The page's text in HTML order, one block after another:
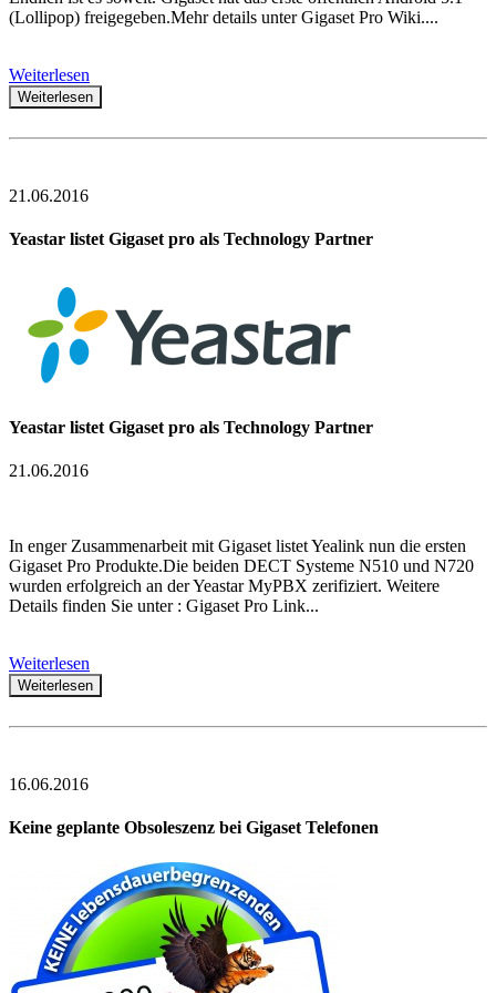
(Lollipop) freigegeben.Mehr details unter Gigaset Pro Wiki....
Weiterlesen
Weiterlesen
21.06.2016
Yeastar listet Gigaset pro als Technology Partner
Yeastar listet Gigaset pro als Technology Partner
21.06.2016
In enger Zusammenarbeit mit Gigaset listet Yealink nun die ersten
Gigaset Pro Produkte.Die beiden DECT Systeme N510 und N720
wurden erfolgreich an der Yeastar MyPBX zerifiziert. Weitere
Details finden Sie unter : Gigaset Pro Link...
Weiterlesen
Weiterlesen
16.06.2016
Keine geplante Obsoleszenz bei Gigaset Telefonen